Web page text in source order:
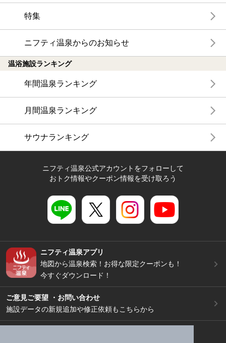
特集
ニフティ温泉からのお知らせ
温浴施設ランキング
年間温泉ランキング
月間温泉ランキング
サウナランキング
ニフティ温泉公式アカウントをフォローして
おトク情報やクーポン情報を受け取ろう
ニフティ温泉アプリ
地図から温泉検索！お得な限定クーポンも！
今すぐダウンロード！
ご意見ご要望 ・お問い合わせ
施設データの新規追加や修正依頼もこちらから